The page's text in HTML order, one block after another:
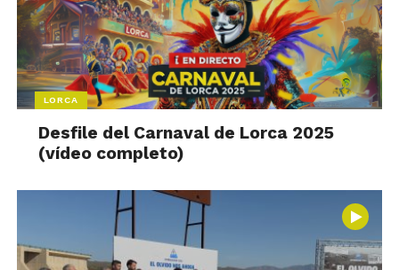
LORCA
Desfile del Carnaval de Lorca 2025
(vídeo completo)